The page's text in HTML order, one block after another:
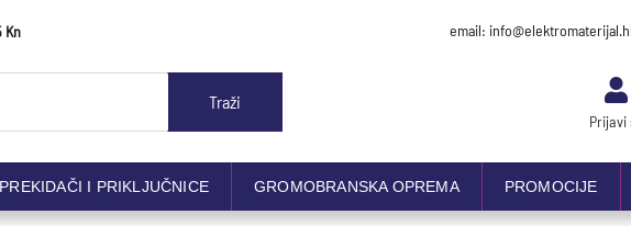
Kn email:
Traži
Prijavi
PREKIDAČI I PRIKLJUČNICE GROMOBRANSKA OPREMA PROMOCIJE